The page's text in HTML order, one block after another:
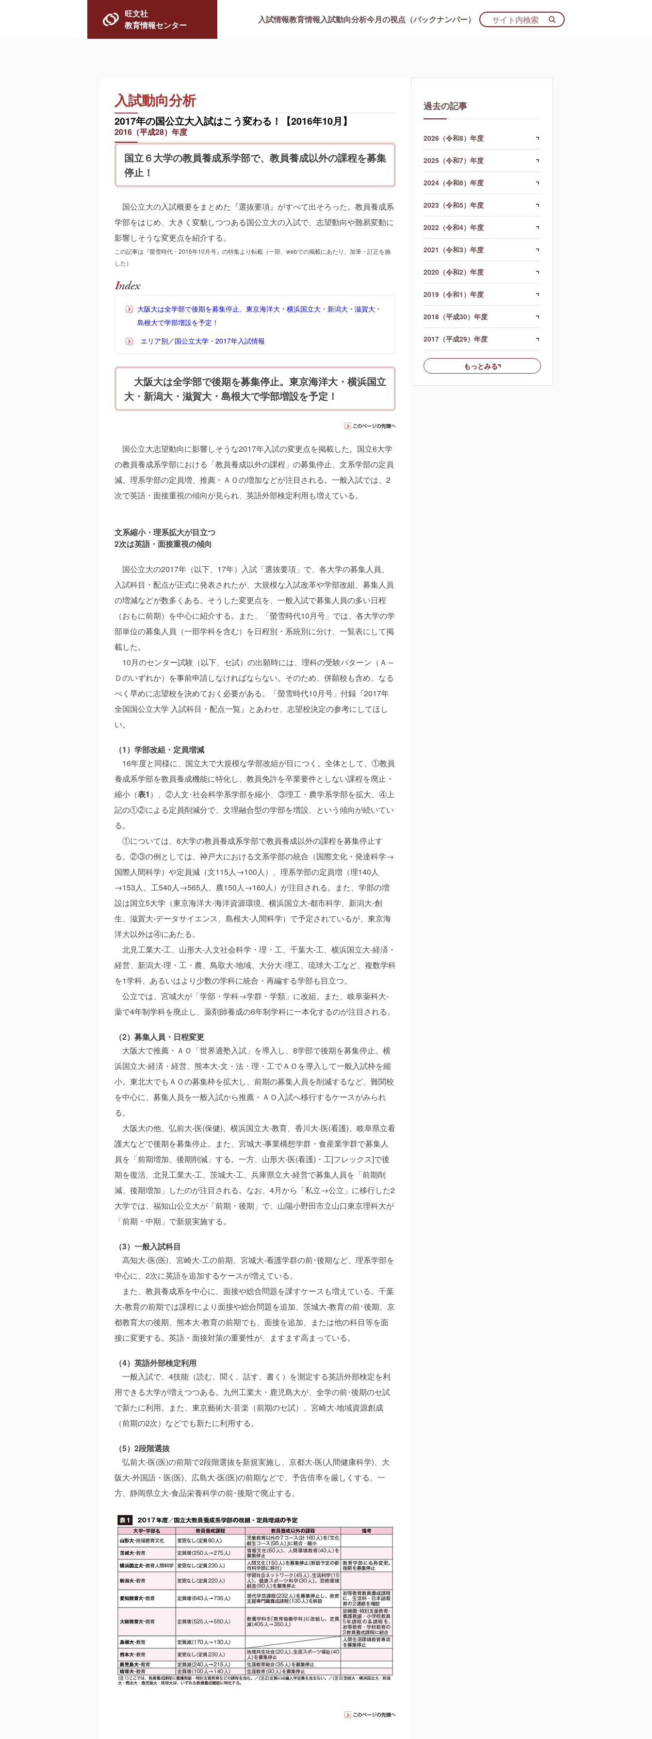
旺文社
教育情報センター
入試情報教育情報入試動向分析今月の視点（バックナンバー）
入試動向分析
2017年の国公立大入試はこう変わる！【2016年10月】
2016（平成28）年度
国立６大学の教員養成系学部で、教員養成以外の課程を募集
停止！
国公立大の入試概要をまとめた『選抜要項』がすべて出そろった。教員養成系
学部をはじめ、大きく変貌しつつある国公立大の入試で、志望動向や難易変動に
影響しそうな変更点を紹介する。
この記事は『螢雪時代・2016年10月号』の特集より転載（一部、webでの掲載にあたり、加筆・訂正を施
した）
大阪大は全学部で後期を募集停止。東京海洋大・横浜国立大・新潟大・滋賀大・
島根大で学部増設を予定！
エリア別／国公立大学・2017年入試情報
大阪大は全学部で後期を募集停止。東京海洋大・横浜国立
大・新潟大・滋賀大・島根大で学部増設を予定！
国公立大志望動向に影響しそうな2017年入試の変更点を掲載した。国立6大学
の教員養成系学部における「教員養成以外の課程」の募集停止、文系学部の定員
減、理系学部の定員増、推薦・ＡＯの増加などが注目される。一般入試では、2
次で英語・面接重視の傾向が見られ、英語外部検定利用も増えている。
文系縮小・理系拡大が目立つ
2次は英語・面接重視の傾向
国公立大の2017年（以下、17年）入試「選抜要項」で、各大学の募集人員、
入試科目・配点が正式に発表されたが、大規模な入試改革や学部改組、募集人員
の増減などが数多くある。そうした変更点を、一般入試で募集人員の多い日程
（おもに前期）を中心に紹介する。また、「螢雪時代10月号」では、各大学の学
部単位の募集人員（一部学科を含む）を日程別・系統別に分け、一覧表にして掲
載した。
10月のセンター試験（以下、セ試）の出願時には、理科の受験パターン（Ａ～
Ｄのいずれか）を事前申請しなければならない。そのため、併願校も含め、なる
べく早めに志望校を決めておく必要がある。「螢雪時代10月号」付録『2017年
全国国公立大学 入試科目・配点一覧』とあわせ、志望校決定の参考にしてほし
い。
（1）学部改組・定員増減
16年度と同様に、国立大で大規模な学部改組が目につく。全体として、①教員
養成系学部を教員養成機能に特化し、教員免許を卒業要件としない課程を廃止・
縮小（表1 ）、②人文･社会科学系学部を縮小、③理工・農学系学部を拡大、④上
記の①②による定員削減分で、文理融合型の学部を増設、という傾向が続いてい
る。
①については、6大学の教員養成系学部で教員養成以外の課程を募集停止す
る。②③の例としては、神戸大における文系学部の統合（国際文化・発達科学→
国際人間科学）や定員減（文115人→100人）、理系学部の定員増（理140人
→153人、工540人→565人、農150人→160人）が注目される。また、学部の増
設は国立5大学（東京海洋大‐海洋資源環境、横浜国立大‐都市科学、新潟大‐創
生、滋賀大‐データサイエンス、島根大‐人間科学）で予定されているが、東京海
洋大以外は④にあたる。
北見工業大‐工、山形大‐人文社会科学・理・工、千葉大‐工、横浜国立大‐経済・
経営、新潟大‐理・工・農、鳥取大‐地域、大分大‐理工、琉球大‐工など、複数学科
を1学科、あるいはより少数の学科に統合・再編する学部も目立つ。
公立では、宮城大が「学部・学科→学群・学類」に改組。また、岐阜薬科大‐
薬で4年制学科を廃止し、薬剤師養成の6年制学科に一本化するのが注目される。
（2）募集人員・日程変更
大阪大で推薦・ＡＯ「世界適塾入試」を導入し、8学部で後期を募集停止。横
浜国立大‐経済・経営、熊本大‐文・法・理・工でＡＯを導入して一般入試枠を縮
小。東北大でもＡＯの募集枠を拡大し、前期の募集人員を削減するなど、難関校
を中心に、募集人員を一般入試から推薦・ＡＯ入試へ移行するケースがみられ
る。
大阪大の他、弘前大‐医(保健)、横浜国立大‐教育、香川大‐医(看護)、岐阜県立看
護大などで後期を募集停止。また、宮城大‐事業構想学群・食産業学群で募集人
員を「前期増加、後期削減」する。一方、山形大‐医(看護)・工[フレックス]で後
期を復活、北見工業大‐工、茨城大‐工、兵庫県立大‐経営で募集人員を「前期削
減、後期増加」したのが注目される。なお、4月から「私立→公立」に移行した2
大学では、福知山公立大が「前期・後期」で、山陽小野田市立山口東京理科大が
「前期・中期」で新規実施する。
（3）一般入試科目
高知大‐医(医)、宮崎大‐工の前期、宮城大‐看護学群の前･後期など、理系学部を
中心に、2次に英語を追加するケースが増えている。
また、教員養成系を中心に、面接や総合問題を課すケースも増えている。千葉
大‐教育の前期では課程により面接や総合問題を追加、茨城大‐教育の前･後期、京
都教育大の後期、熊本大‐教育の前期でも、面接を追加、または他の科目等を面
接に変更する。英語・面接対策の重要性が、ますます高まっている。
（4）英語外部検定利用
一般入試で、4技能（読む、聞く、話す、書く）を測定する英語外部検定を利
用できる大学が増えつつある。九州工業大・鹿児島大が、全学の前･後期のセ試
で新たに利用。また、東京藝術大‐音楽（前期のセ試）、宮崎大‐地域資源創成
（前期の2次）などでも新たに利用する。
（5）2段階選抜
弘前大‐医(医)の前期で2段階選抜を新規実施し、京都大‐医(人間健康科学)、大
阪大‐外国語・医(医)、広島大‐医(医)の前期などで、予告倍率を厳しくする。一
方、静岡県立大‐食品栄養科学の前･後期で廃止する。
過去の記事
2026（令和8）年度
2025（令和7）年度
2024（令和6）年度
2023（令和5）年度
2022（令和4）年度
2021（令和3）年度
2020（令和2）年度
2019（令和1）年度
2018（平成30）年度
2017（平成29）年度
もっとみる